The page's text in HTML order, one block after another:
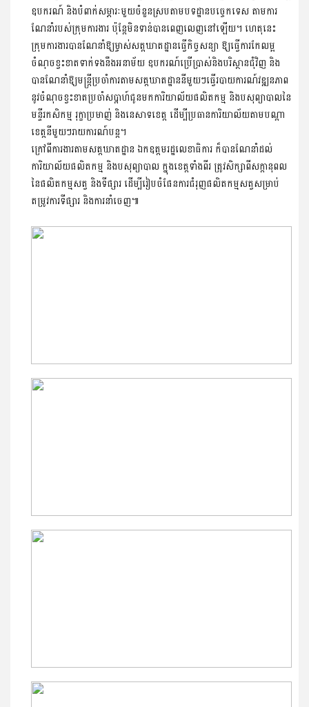
ឧបករណ៍ និងបំពាក់សម្ភារៈមួយចំនួនស្របតាមបទដ្ឋានបច្ចេកទេស តាមការ
ណែនាំរបស់ក្រុមការងារ ប៉ុន្តែមិនទាន់បានពេញលេញនៅឡើយ។ ហេតុនេះ
ក្រុមការងារបានណែនាំឱ្យម្ចាស់សត្តឃាតដ្ឋានធ្វើកិច្ចសន្យា ឱ្យធ្វើការកែលម្អ
ចំណុចខ្វះខាតទាក់ទងនឹងអនាម័យ ឧបករណ៍ប្រើប្រាស់និងបរិស្ថានជុំវិញ និង
បានណែនាំឱ្យមន្ត្រីប្រចាំការតាមសត្តឃាតដ្ឋាននីមួយៗធ្វើរបាយការណ៍វឌ្ឍនភាព
នូវចំណុចខ្វះខាតប្រចាំសប្តាហ៍ជូនមកការិយាល័យផលិតកម្ម និងបសុព្យាបាលនៃ
មន្ទីរកសិកម្ម រុក្ខាប្រមាញ់ និងនេសាទខេត្ត ដើម្បីប្រធានការិយាល័យតាមបណ្តា
ខេត្តនីមួយៗរាយការណ៍បន្ត។
ក្រៅពីការងារតាមសត្តឃាតដ្ឋាន ឯកឧត្តមរដ្ឋលេខាធិការ ក៏បានណែនាំដល់
ការិយាល័យផលិតកម្ម និងបសុព្យាបាល ក្នុងខេត្តទាំងពីរ ត្រូវសិក្សាពីសក្តានុពល
នៃផលិតកម្មសត្វ និងទីផ្សារ ដើម្បីរៀបចំផែនការជំរុញផលិតកម្មសត្វសម្រាប់
តម្រូវការទីផ្សារ និងការនាំចេញ៕